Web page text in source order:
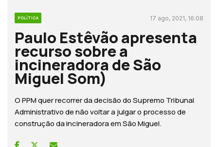
POLÍTICA 17 ago, 2021, 16:08
Paulo Estêvão apresenta
recurso sobre a
incineradora de São
Miguel Som)
O PPM quer recorrer da decisão do Supremo Tribunal
Administrativo de não voltar a julgar o processo de
construção da incineradora em São Miguel.